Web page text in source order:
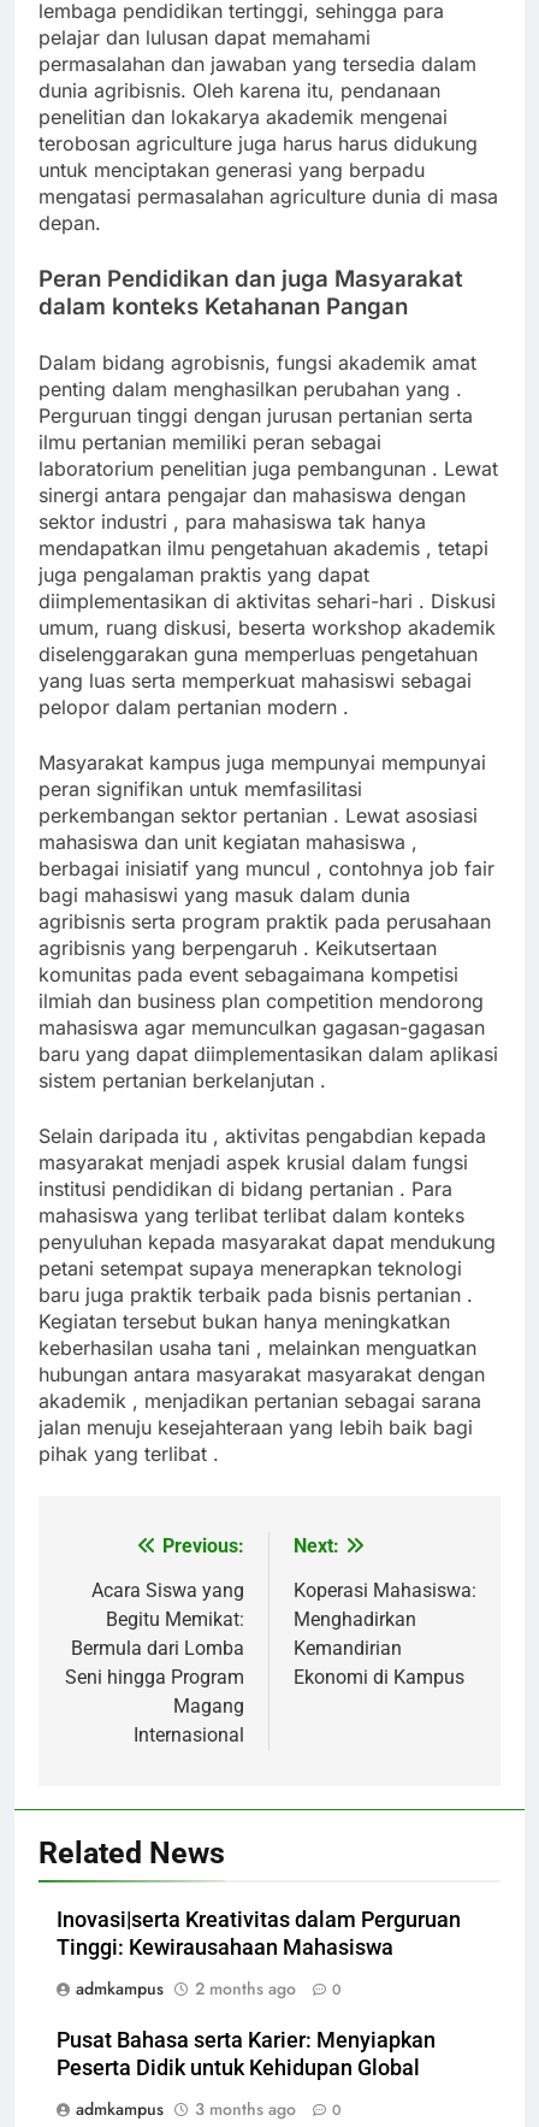
lembaga pendidikan tertinggi, sehingga para
pelajar dan lulusan dapat memahami
permasalahan dan jawaban yang tersedia dalam
dunia agribisnis. Oleh karena itu, pendanaan
penelitian dan lokakarya akademik mengenai
terobosan agriculture juga harus harus didukung
untuk menciptakan generasi yang berpadu
mengatasi permasalahan agriculture dunia di masa
depan.
Peran Pendidikan dan juga Masyarakat
dalam konteks Ketahanan Pangan
Dalam bidang agrobisnis, fungsi akademik amat
penting dalam menghasilkan perubahan yang .
Perguruan tinggi dengan jurusan pertanian serta
ilmu pertanian memiliki peran sebagai
laboratorium penelitian juga pembangunan . Lewat
sinergi antara pengajar dan mahasiswa dengan
sektor industri , para mahasiswa tak hanya
mendapatkan ilmu pengetahuan akademis , tetapi
juga pengalaman praktis yang dapat
diimplementasikan di aktivitas sehari-hari . Diskusi
umum, ruang diskusi, beserta workshop akademik
diselenggarakan guna memperluas pengetahuan
yang luas serta memperkuat mahasiswi sebagai
pelopor dalam pertanian modern .
Masyarakat kampus juga mempunyai mempunyai
peran signifikan untuk memfasilitasi
perkembangan sektor pertanian . Lewat asosiasi
mahasiswa dan unit kegiatan mahasiswa ,
berbagai inisiatif yang muncul , contohnya job fair
bagi mahasiswi yang masuk dalam dunia
agribisnis serta program praktik pada perusahaan
agribisnis yang berpengaruh . Keikutsertaan
komunitas pada event sebagaimana kompetisi
ilmiah dan business plan competition mendorong
mahasiswa agar memunculkan gagasan-gagasan
baru yang dapat diimplementasikan dalam aplikasi
sistem pertanian berkelanjutan .
Selain daripada itu , aktivitas pengabdian kepada
masyarakat menjadi aspek krusial dalam fungsi
institusi pendidikan di bidang pertanian . Para
mahasiswa yang terlibat terlibat dalam konteks
penyuluhan kepada masyarakat dapat mendukung
petani setempat supaya menerapkan teknologi
baru juga praktik terbaik pada bisnis pertanian .
Kegiatan tersebut bukan hanya meningkatkan
keberhasilan usaha tani , melainkan menguatkan
hubungan antara masyarakat masyarakat dengan
akademik , menjadikan pertanian sebagai sarana
jalan menuju kesejahteraan yang lebih baik bagi
pihak yang terlibat .
navigation
Previous:
Acara Siswa yang
Begitu Memikat:
Bermula dari Lomba
Seni hingga Program
Magang
Internasional
Next:
Koperasi Mahasiswa:
Menghadirkan
Kemandirian
Ekonomi di Kampus
Related News
Inovasi|serta Kreativitas dalam Perguruan
Tinggi: Kewirausahaan Mahasiswa
admkampus
2 months ago 0
Pusat Bahasa serta Karier: Menyiapkan
Peserta Didik untuk Kehidupan Global
admkampus
3 months ago 0